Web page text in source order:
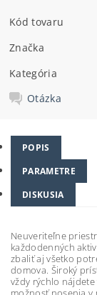
Kód tovaru
Značka
Kategória
Otázka
POPIS
PARAMETRE
DISKUSIA
Neuveriteľne
každodenných
zbaliť aj všetko
domova. Široký
vždy rýchlo